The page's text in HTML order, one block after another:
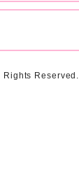
Reserved.